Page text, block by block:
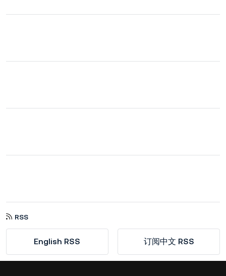
RSS
English RSS 订阅中文 RSS